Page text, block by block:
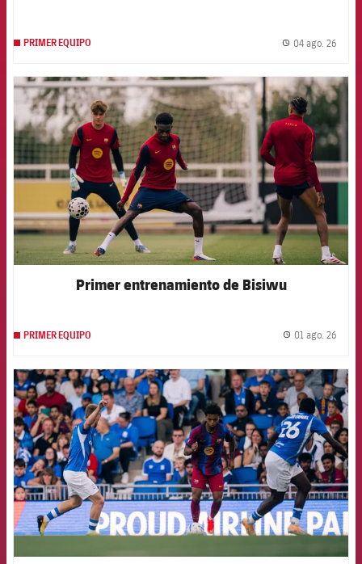
PRIMER EQUIPO 04 ago. 26
FCB Barcelona badge
Primer entrenamiento de Bisiwu
PRIMER EQUIPO 01 ago. 26
FCB Barcelona badge